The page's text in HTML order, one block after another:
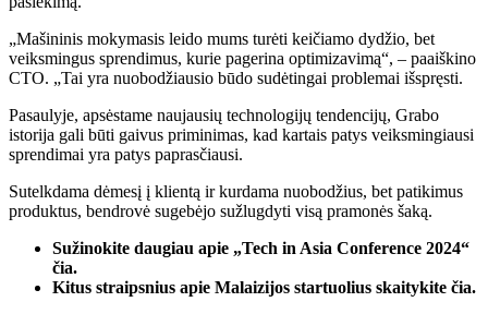
„Mašininis mokymasis leido mums turėti keičiamo dydžio, bet
veiksmingus sprendimus, kurie pagerina optimizavimą“, – paaiškino
CTO. „Tai yra nuobodžiausio būdo sudėtingai problemai išspręsti.
Pasaulyje, apsėstame naujausių technologijų tendencijų, Grabo
istorija gali būti gaivus priminimas, kad kartais patys veiksmingiausi
sprendimai yra patys paprasčiausi.
Sutelkdama dėmesį į klientą ir kurdama nuobodžius, bet patikimus
produktus, bendrovė sugebėjo sužlugdyti visą pramonės šaką.
Sužinokite daugiau apie „Tech in Asia Conference 2024“
čia.
Kitus straipsnius apie Malaizijos startuolius skaitykite čia.